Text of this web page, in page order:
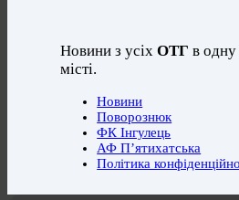
Новини з усіхОТГ в
місті.
Новини
Поворознюк
ФК Інгулець
АФ П’ятихатська
Політика